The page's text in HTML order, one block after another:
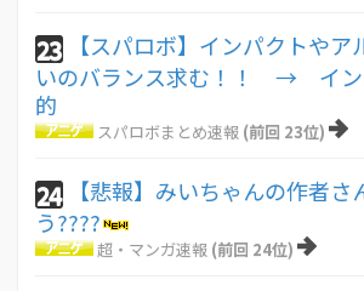
23
【スパロボ】インパクトや
いのバランス求む！！ → イン
的
スパロボまとめ速報 (前回 23位)
24
【悲報】みいちゃんの作者さ
う????
超・マンガ速報 (前回 24位)